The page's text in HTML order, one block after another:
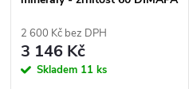
2 600 Kč bez DPH
3 146 Kč
Skladem 11 ks